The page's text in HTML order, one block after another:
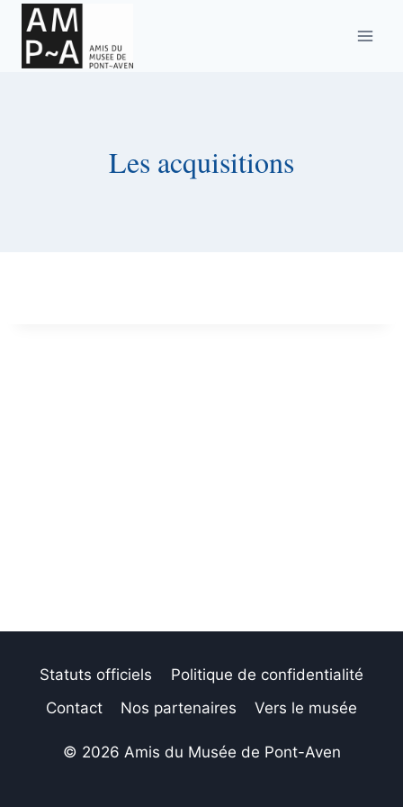
contenu
Les acquisitions
Statuts officiels
Politique de confidentialité
Contact
Nos partenaires Vers le musée
© 2026 Amis du Musée de Pont-Aven